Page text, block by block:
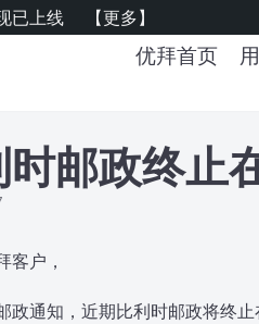
优拜首页
已上线 【更多】
时邮政终止
客户，
政通知，近期比利时邮政将终